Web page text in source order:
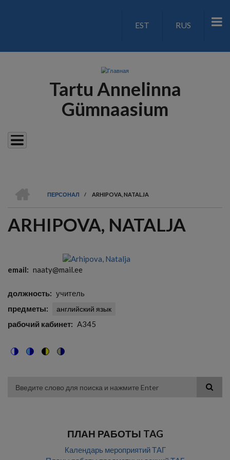
LANGUAGE
EST RUS
Tartu Annelinna
Gümnaasium
СТРОКА
НАВИГАЦИИ
ПЕРСОНАЛ
/ ARHIPOVA, NATALJA
ARHIPOVA, NATALJA
email naaty@mail.ee
должность
учитель
предметы
английский язык
рабочий кабинет A345
themetheme visibilitytheme
ПЛАН РАБОТЫ TAG
Календарь мероприятий ТАГ